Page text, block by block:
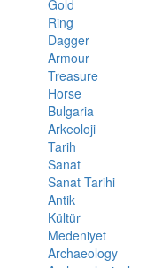
Gold
Ring
Dagger
Armour
Treasure
Horse
Bulgaria
Arkeoloji
Tarih
Sanat
Sanat Tarihi
Antik
Kültür
Medeniyet
Archaeology